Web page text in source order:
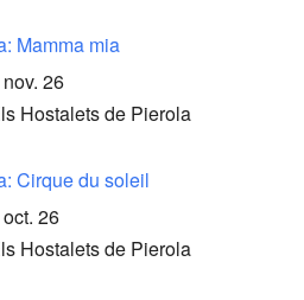
Mamma mia
26
Hostalets de Pierola
Cirque du soleil
26
Hostalets de Pierola